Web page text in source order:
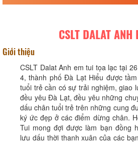
CSLT DALAT ANH
Giới thiệu
CSLT Dalat Anh em tui tọa lạc tại
4, thành phố Đà Lạt Hiểu được
tuổi trẻ cần có sự trải nghiệm, giao
đều yêu Đà Lạt, đều yêu những
dấu chân tuổi trẻ trên những cung
ký ức đẹp ở các điểm dừng chân.
Tui mong đợi được làm bạn đồng
lưu dấu thời thanh xuân của các